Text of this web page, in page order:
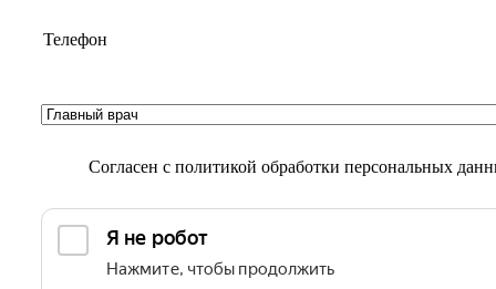
Согласен с политикой обработки персональных